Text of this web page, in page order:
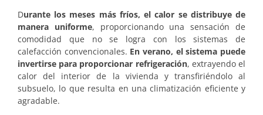
Durante los meses más fríos, el calor se distribuye de
manera uniforme, proporcionando una sensación de
comodidad que no se logra con los sistemas de
calefacción convencionales. En verano, el sistema puede
invertirse para proporcionar refrigeración, extrayendo el
calor del interior de la vivienda y transfiriéndolo al
subsuelo, lo que resulta en una climatización eficiente y
agradable.